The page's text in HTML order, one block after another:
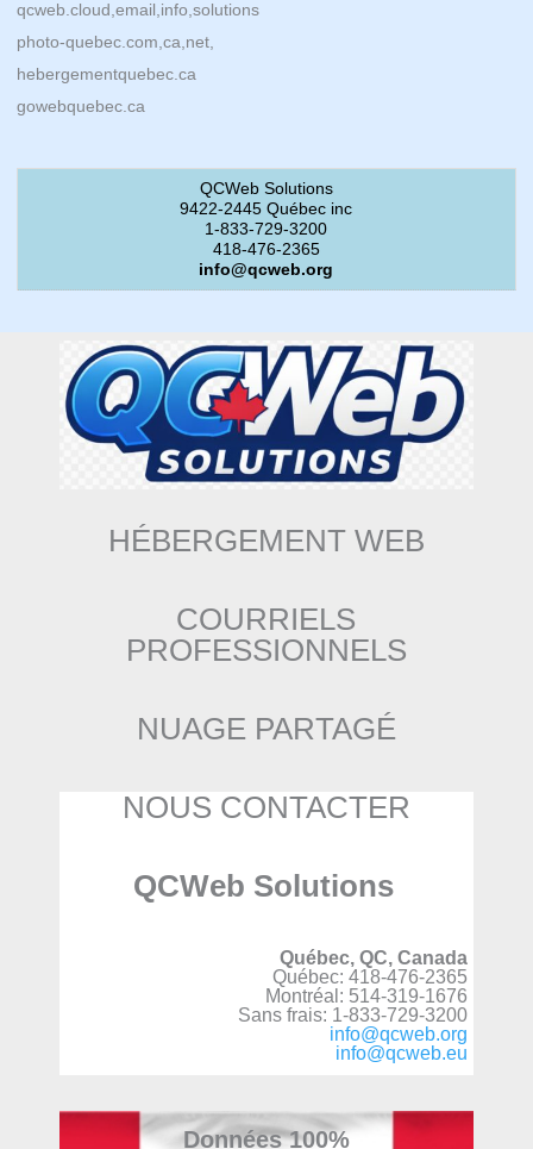
qcweb.cloud,email,info,solutions
photo-quebec.com,ca,net,
hebergementquebec.ca
gowebquebec.ca
QCWeb Solutions
9422-2445 Québec inc
1-833-729-3200
418-476-2365
info@qcweb.org
HÉBERGEMENT WEB
COURRIELS
PROFESSIONNELS
NUAGE PARTAGÉ
NOUS CONTACTER
QCWeb Solutions
Québec, QC, Canada
Québec: 418-476-2365
Montréal: 514-319-1676
Sans frais: 1-833-729-3200
info@qcweb.org
info@qcweb.eu
Données 100%